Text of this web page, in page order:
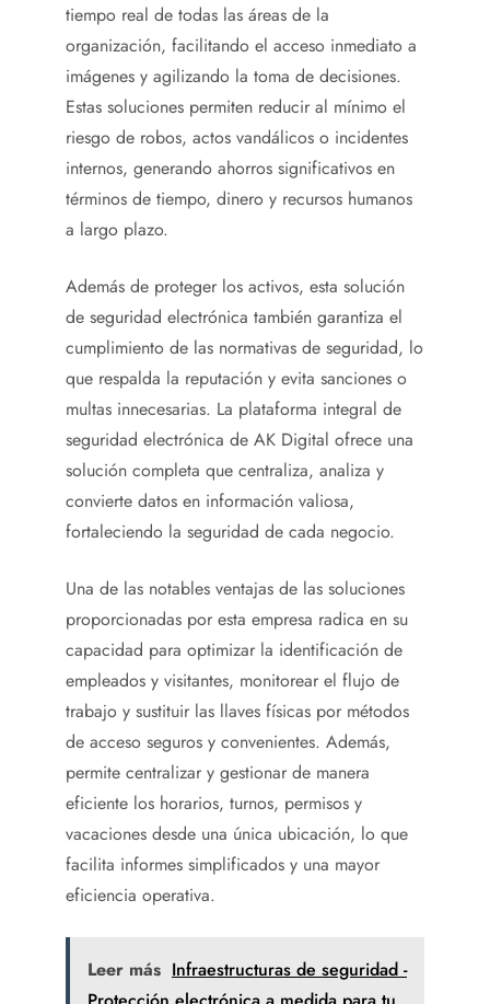
tiempo real de todas las áreas de la
organización, facilitando el acceso inmediato a
imágenes y agilizando la toma de decisiones.
Estas soluciones permiten reducir al mínimo el
riesgo de robos, actos vandálicos o incidentes
internos, generando ahorros significativos en
términos de tiempo, dinero y recursos humanos
a largo plazo.
Además de proteger los activos, esta solución
de seguridad electrónica también garantiza el
cumplimiento de las normativas de seguridad, lo
que respalda la reputación y evita sanciones o
multas innecesarias. La plataforma integral de
seguridad electrónica de AK Digital ofrece una
solución completa que centraliza, analiza y
convierte datos en información valiosa,
fortaleciendo la seguridad de cada negocio.
Una de las notables ventajas de las soluciones
proporcionadas por esta empresa radica en su
capacidad para optimizar la identificación de
empleados y visitantes, monitorear el flujo de
trabajo y sustituir las llaves físicas por métodos
de acceso seguros y convenientes. Además,
permite centralizar y gestionar de manera
eficiente los horarios, turnos, permisos y
vacaciones desde una única ubicación, lo que
facilita informes simplificados y una mayor
eficiencia operativa.
Leer más Infraestructuras de seguridad -